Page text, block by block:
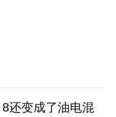
还变成了油电混